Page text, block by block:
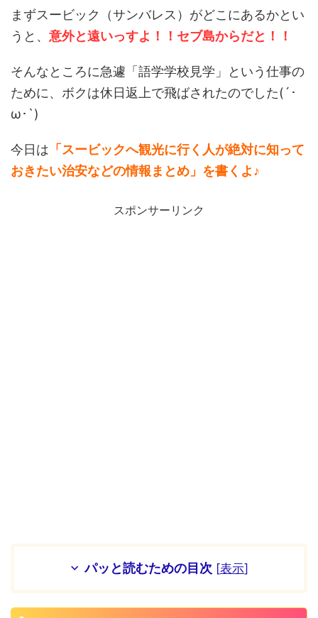
まずスービック（サンバレス）がどこにあるかとい
うと、 意外と遠いっすよ！！セブ島からだと！！
そんなところに急遽「語学学校見学」という仕事の
ために、ボクは休日返上で飛ばされたのでした(´･
ω･`)
今日は 「スービックへ観光に行く人が絶対に知って
おきたい治安などの情報まとめ」を書くよ♪
スポンサーリンク
パッと読むための目次 [表示]